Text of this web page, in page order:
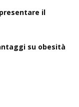
il
su obesità